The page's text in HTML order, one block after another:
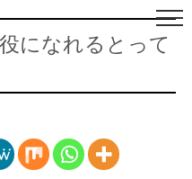
のキムラ
ャルサイ
サイトです。新生児・乳児
いい子供服を企画から販売
2025年で創業100周年。
になれるとって